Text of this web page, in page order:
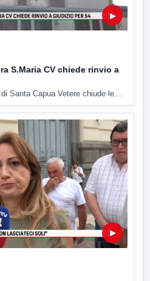
▶
S.Maria CV chiede rinvio a
Santa Capua Vetere chiude le...
▶